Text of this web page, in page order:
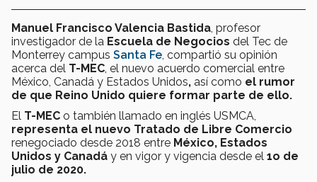
Manuel Francisco Valencia Bastida , profesor
investigador de la Escuela de Negocios del Tec de
Monterrey campus Santa Fe , compartió su opinión
acerca del T-MEC , el nuevo acuerdo comercial entre
México, Canadá y Estados Unidos, así como el rumor
de que Reino Unido quiere formar parte de ello.
El T-MEC o también llamado en inglés USMCA,
representa el nuevo Tratado de Libre Comercio
renegociado desde 2018 entre México, Estados
Unidos y Canadá y en vigor y vigencia desde el 1o de
julio de 2020.